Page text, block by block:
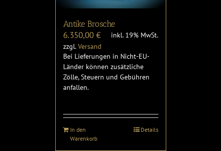
Antike Brosche
6.350,00 €
inkl. 19% MwSt.
zzgl.Versand
Bei Lieferungen in Nicht-EU-
Länder können zusätzliche
Zölle, Steuern und Gebühren
anfallen.
In den
Warenkorb
Details